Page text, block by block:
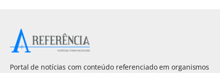
Portal de notícias com conteúdo referenciado em organismos